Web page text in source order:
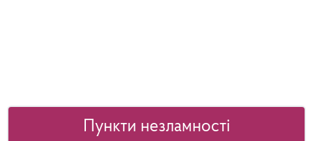
Пункти незламності